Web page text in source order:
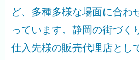
ど、多種多様な場面に合わ
っています。静岡の街づく
仕入先様の販売代理店とし